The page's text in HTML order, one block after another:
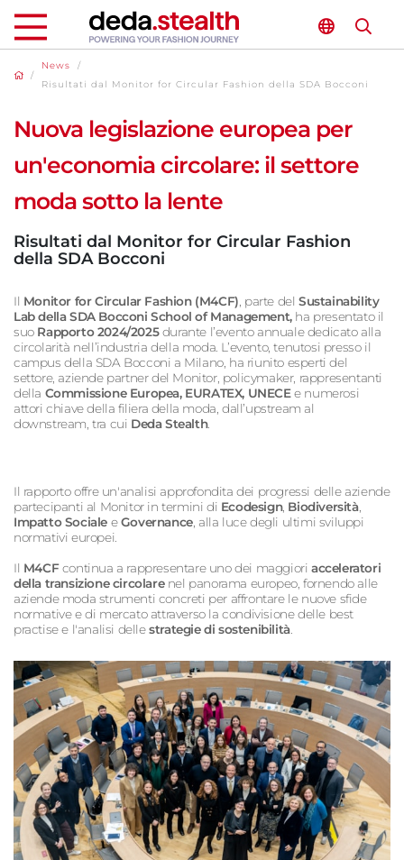
/
News
/
Risultati dal Monitor for Circular Fashion della SDA Bocconi
Nuova legislazione europea per
un'economia circolare: il settore
moda sotto la lente
Risultati dal Monitor for Circular Fashion
della SDA Bocconi
Il Monitor for Circular Fashion(M4CF) , parte delSustainability
Labdella SDA Bocconi School of Management,ha presentato il
suo Rapporto 2024/2025durante l’evento annuale dedicato alla
circolarità nell’industria della moda. L’evento, tenutosi presso il
campus della SDA Bocconi a Milano, ha riunito esperti del
settore, aziende partner del Monitor, policymaker, rappresentanti
della Commissione Europea, EURATEX, UNECEe numerosi
attori chiave della filiera della moda, dall’upstream al
downstream, tra cui Deda Stealth.
Il rapporto offre un'analisi approfondita dei progressi delle aziende
partecipanti al Monitor in termini di Ecodesign, Biodiversità,
Impatto Sociale eGovernance, alla luce degli ultimi sviluppi
normativi europei.
Il M4CF continua a rappresentare uno dei maggiori acceleratori
della transizione circolare nel panorama europeo, fornendo alle
aziende moda strumenti concreti per affrontare le nuove sfide
normative e di mercato attraverso la condivisione delle best
practise e l'analisi dellestrategie di sostenibilità.